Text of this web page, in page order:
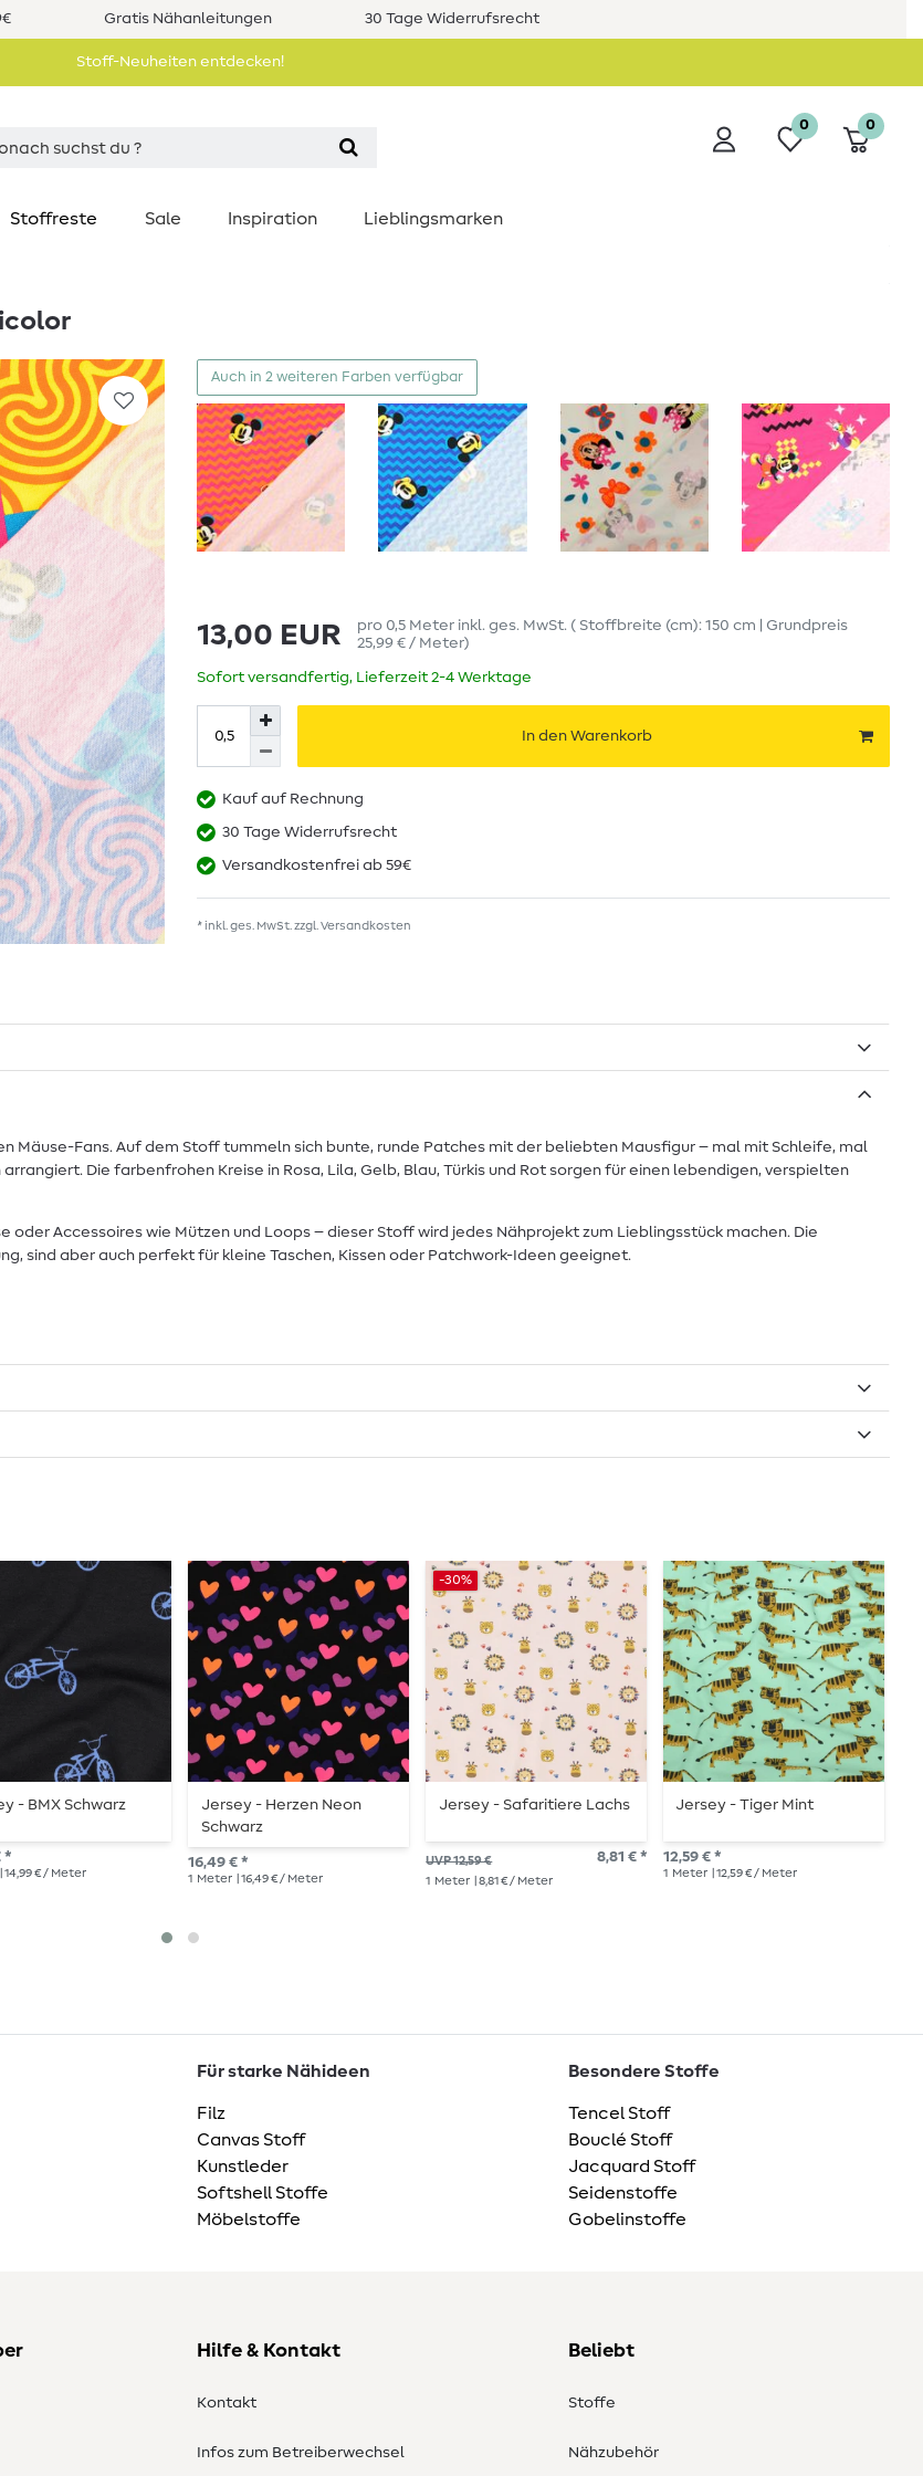
Gratis Nähanleitungen 30 Tage Widerrufsrecht
Stoff-Neuheiten entdecken!
0 0
Stoffreste Sale Inspiration Lieblingsmarken
Auch in 2 weiteren Farben verfügbar
13,00 EUR pro 0,5 Meter inkl. ges. MwSt. ( Stoffbreite (cm): 150 cm | Grundpreis
25,99 € / Meter)
Sofort versandfertig, Lieferzeit 2-4 Werktage
In den Warenkorb
Kauf auf Rechnung
30 Tage Widerrufsrecht
Versandkostenfrei ab 59€
* inkl. ges. MwSt. zzgl.Versandkosten
Mäuse-Fans. Auf dem Stoff tummeln sich bunte, runde Patches mit der beliebten Mausfigur – mal mit Schleife, mal
Die farbenfrohen Kreise in Rosa, Lila, Gelb, Blau, Türkis und Rot sorgen für einen lebendigen, verspielten
oder Accessoires wie Mützen und Loops – dieser Stoff wird jedes Nähprojekt zum Lieblingsstück machen. Die
sind aber auch perfekt für kleine Taschen, Kissen oder Patchwork-Ideen geeignet.
- BMX Schwarz
*
| 14,99 € / Meter
Jersey - Herzen Neon
Schwarz
16,49 € *
1 Meter | 16,49 € / Meter
-30%
Jersey - Safaritiere Lachs
UVP 12,59 € 8,81 € *
1 Meter | 8,81 € / Meter
Jersey - Tiger Mint
12,59 € *
1 Meter | 12,59 € / Meter
Für starke Nähideen
Filz
Canvas Stoff
Kunstleder
Softshell Stoffe
Möbelstoffe
Besondere Stoffe
Tencel Stoff
Bouclé Stoff
Jacquard Stoff
Seidenstoffe
Gobelinstoffe
Hilfe & Kontakt
Kontakt
Infos zum Betreiberwechsel
Beliebt
Stoffe
Nähzubehör